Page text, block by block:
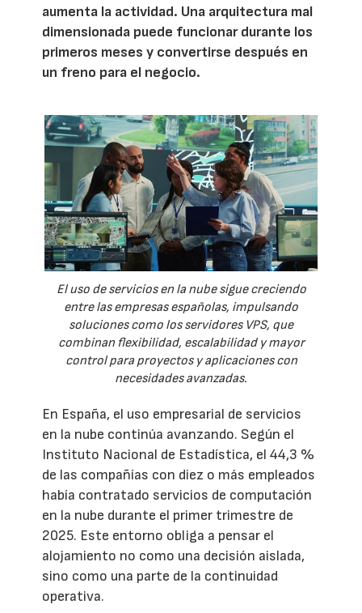
aumenta la actividad. Una arquitectura mal
dimensionada puede funcionar durante los
primeros meses y convertirse después en
un freno para el negocio.
El uso de servicios en la nube sigue creciendo
entre las empresas españolas, impulsando
soluciones como los servidores VPS, que
combinan flexibilidad, escalabilidad y mayor
control para proyectos y aplicaciones con
necesidades avanzadas.
En España, el uso empresarial de servicios
en la nube continúa avanzando. Según el
Instituto Nacional de Estadística, el 44,3 %
de las compañías con diez o más empleados
había contratado servicios de computación
en la nube durante el primer trimestre de
2025. Este entorno obliga a pensar el
alojamiento no como una decisión aislada,
sino como una parte de la continuidad
operativa.